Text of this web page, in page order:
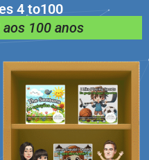
4 to100
100 anos